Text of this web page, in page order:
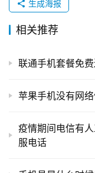
生成海报
相关推荐
联通手机套餐免
苹果手机没有网
疫情期间电信有
服电话